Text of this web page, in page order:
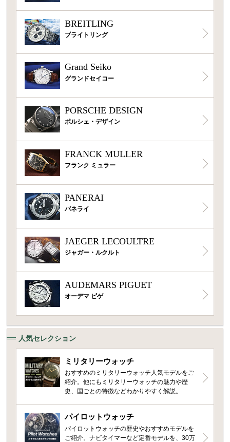
BREITLING
ブライトリング
Grand Seiko
グランドセイコー
PORSCHE DESIGN
ポルシェ・デザイン
FRANCK MULLER
フランク ミュラー
PANERAI
パネライ
JAEGER LECOULTRE
ジャガー・ルクルト
AUDEMARS PIGUET
オーデマ ピゲ
人気セレクション
ミリタリーウォッチ
おすすめのミリタリーウォッチ人気モデルをご
紹介。他にもミリタリーウォッチの魅力や歴
史、国ごとの特徴などわかりやすく解説。
パイロットウォッチ
パイロットウォッチの歴史やおすすめモデルを
ご紹介。ナビタイマーなど定番モデルを、30万